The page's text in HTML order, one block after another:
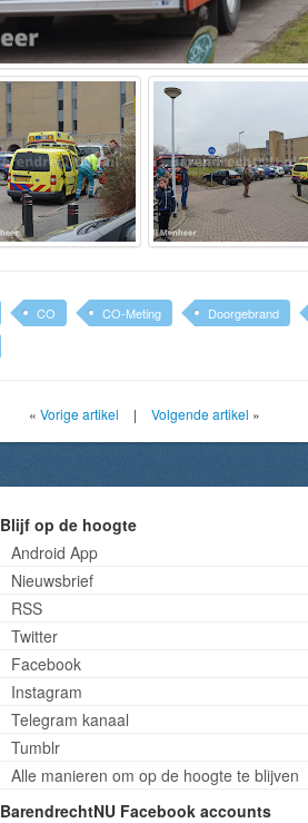
CO CO-Meting Doorgebrand
« Vorige artikel | Volgende artikel »
Blijf op de hoogte
Android App
Nieuwsbrief
RSS
Twitter
Facebook
Instagram
Telegram kanaal
Tumblr
Alle manieren om op de hoogte te blijven
BarendrechtNU Facebook accounts